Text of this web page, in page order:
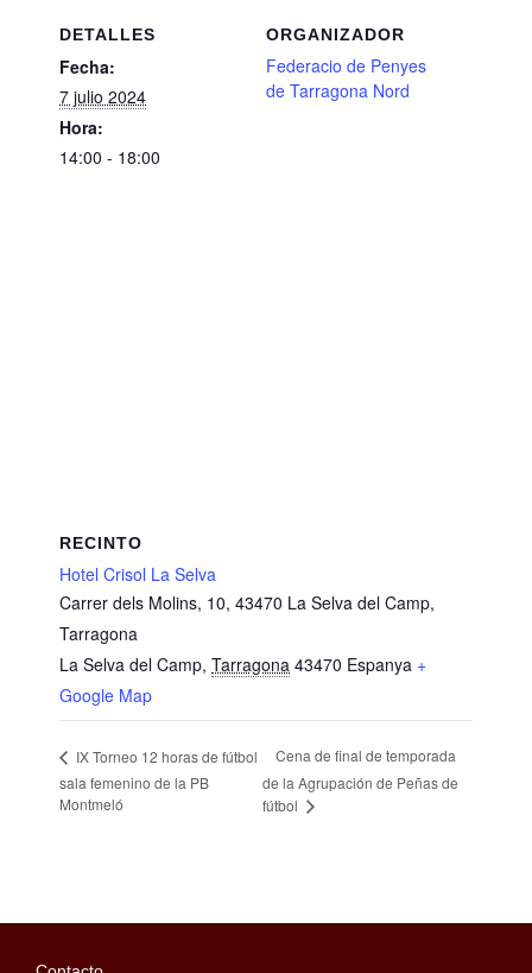
DETALLES
Fecha:
7 julio 2024
Hora:
14:00 - 18:00
ORGANIZADOR
Federacio de Penyes
de Tarragona Nord
RECINTO
Hotel Crisol La Selva
Carrer dels Molins, 10, 43470 La Selva del Camp,
Tarragona
La Selva del Camp, Tarragona 43470 Espanya +
Google Map
IX Torneo 12 horas de fútbol
sala femenino de la PB
Montmeló
Cena de final de temporada
de la Agrupación de Peñas de
fútbol